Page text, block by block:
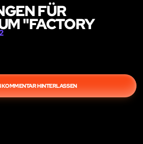
FÜR
"FACTORY
KOMMENTAR HINTERLASSEN